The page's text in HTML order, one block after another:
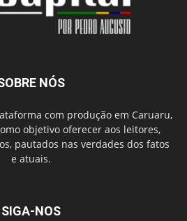
NÓS
com produção em Caruaru,
objetivo oferecer aos leitores,
pautados nas verdades dos fatos
e atuais.
SIGA-NOS